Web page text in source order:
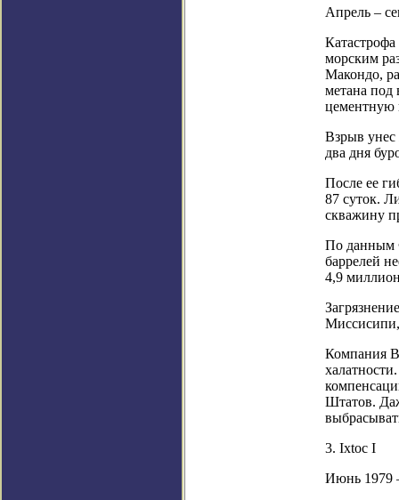
Апрель –
морским
Макондо,
метана под
цементную
Взрыв унес
два дня
После ее
87 суток.
скважину
По данным
баррелей
4,9
Компания
Штатов.
3. Ixtoc I
Июнь 1979